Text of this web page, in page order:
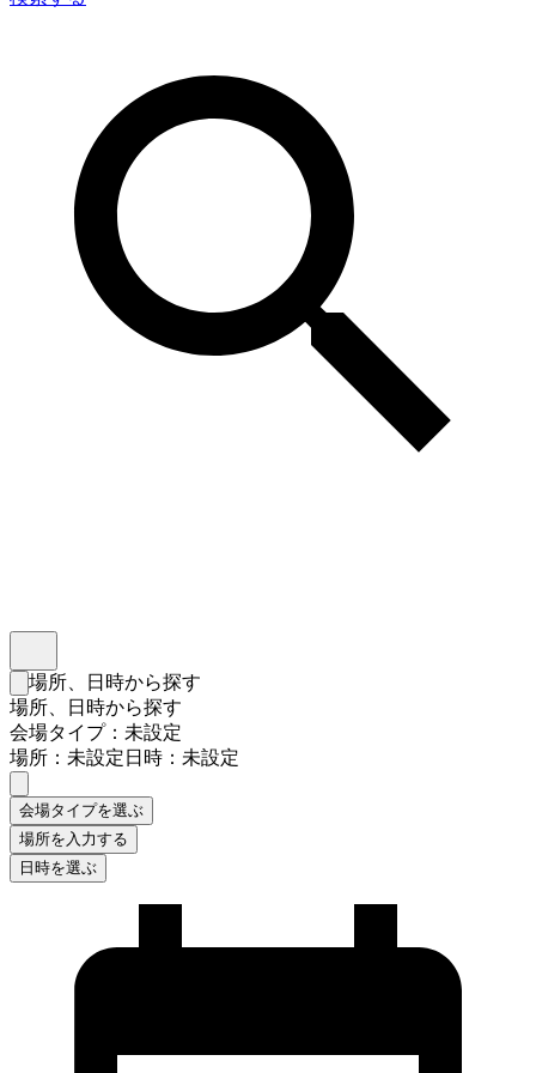
検索フォームを閉じる
場所、日時から探す
場所、日時から探す
会場タイプ：未設定
場所：未設定日時：未設定
会場タイプを選ぶ
場所を入力する
日時を選ぶ